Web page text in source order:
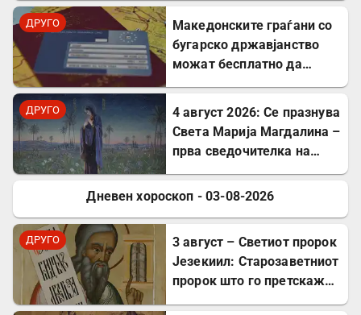
ДРУГО
Mакедонските граѓани со
бугарско државјанство
можат бесплатно да
ДРУГО
4 август 2026: Се празнува
Света Марија Магдалина –
прва сведочителка на
ДРУГО
Дневен хороскоп - 03-08-2026
ДРУГО
3 август – Светиот пророк
Језекиил: Старозаветниот
пророк што го претскажа